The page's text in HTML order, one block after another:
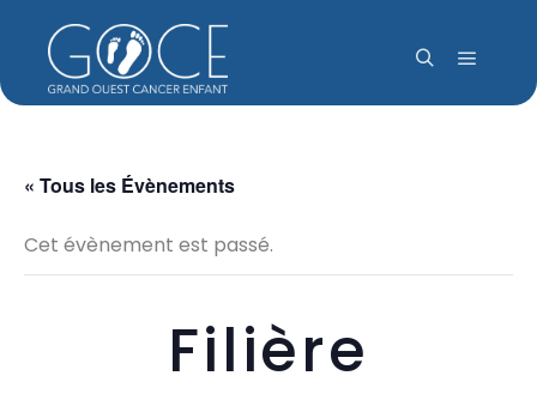
Menu
« Tous les Évènements
Cet évènement est passé.
Filière